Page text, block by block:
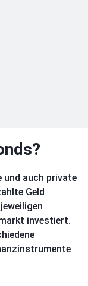
auch private
Geld
investiert.